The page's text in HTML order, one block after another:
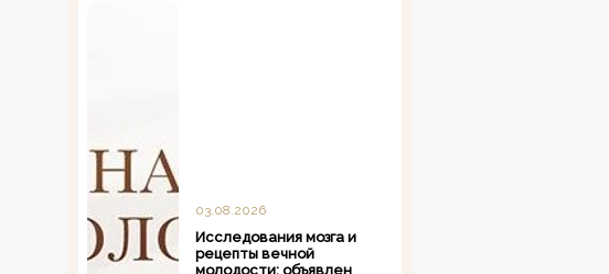
03.08.2026
Исследования мозга и
рецепты вечной
молодости: объявлен